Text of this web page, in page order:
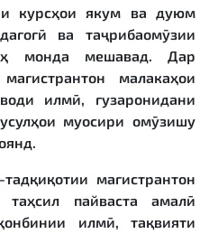
курсҳои якум ва дуюм
ва таҷрибаомӯзии
монда мешавад. Дар
малакаҳои
илмӣ, гузаронидани
муосири омӯзишу
магистрантон
пайваста амалӣ
илмӣ, тақвияти